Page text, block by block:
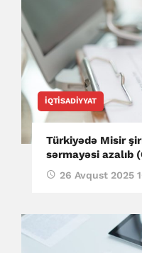
İQTISADIYYAT
Türkiyədə Misir
sərmayəsi azalıb
26 Avqust 2025